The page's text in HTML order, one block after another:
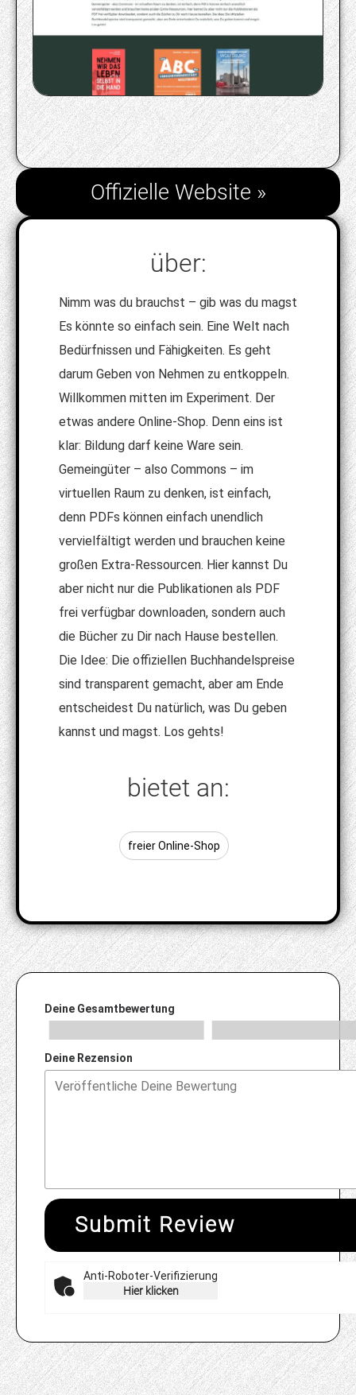
Offizielle Website »
über:
Nimm was du brauchst – gib was du magst
Es könnte so einfach sein. Eine Welt nach
Bedürfnissen und Fähigkeiten. Es geht
darum Geben von Nehmen zu entkoppeln.
Willkommen mitten im Experiment. Der
etwas andere Online-Shop. Denn eins ist
klar: Bildung darf keine Ware sein.
Gemeingüter – also Commons – im
virtuellen Raum zu denken, ist einfach,
denn PDFs können einfach unendlich
vervielfältigt werden und brauchen keine
großen Extra-Ressourcen. Hier kannst Du
aber nicht nur die Publikationen als PDF
frei verfügbar downloaden, sondern auch
die Bücher zu Dir nach Hause bestellen.
Die Idee: Die offiziellen Buchhandelspreise
sind transparent gemacht, aber am Ende
entscheidest Du natürlich, was Du geben
kannst und magst. Los gehts!
bietet an:
freier Online-Shop
Deine Gesamtbewertung
Deine Rezension
Submit Review
Anti-Roboter-Verifizierung
Hier klicken